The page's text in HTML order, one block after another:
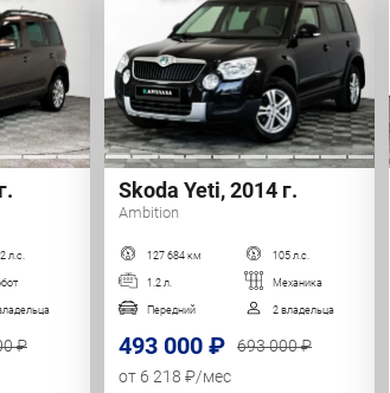
л.с.
₽
Skoda Yeti, 2014 г.
Ambition
127 684 км 105 л.с.
1.2 л. Механика
Передний 2 владельца
493 000 ₽
693 000 ₽
от 6 218 ₽/мес